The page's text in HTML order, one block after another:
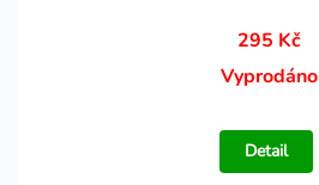
295 Kč
Vyprodáno
Detail